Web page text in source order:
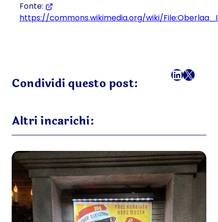
Fonte:
https://commons.wikimedia.org/wiki/
Condividi questo post:
Facebook
LinkedIn
X
Altri incarichi: